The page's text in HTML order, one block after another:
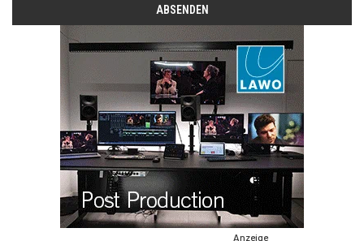
Anzeige